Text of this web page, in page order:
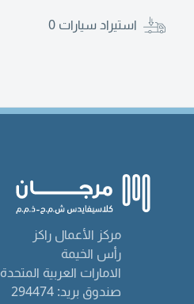
استيراد سيارات 0
مركز الأعمال راكز
رأس الخيمة
الامارات العربية المتحدة
صندوق بريد: 294474